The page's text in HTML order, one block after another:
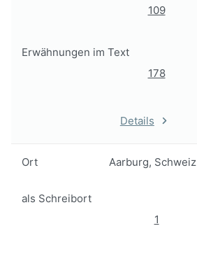
109
Erwähnungen im Text
178
Details
Ort Aarburg, Schweiz
als Schreibort
1